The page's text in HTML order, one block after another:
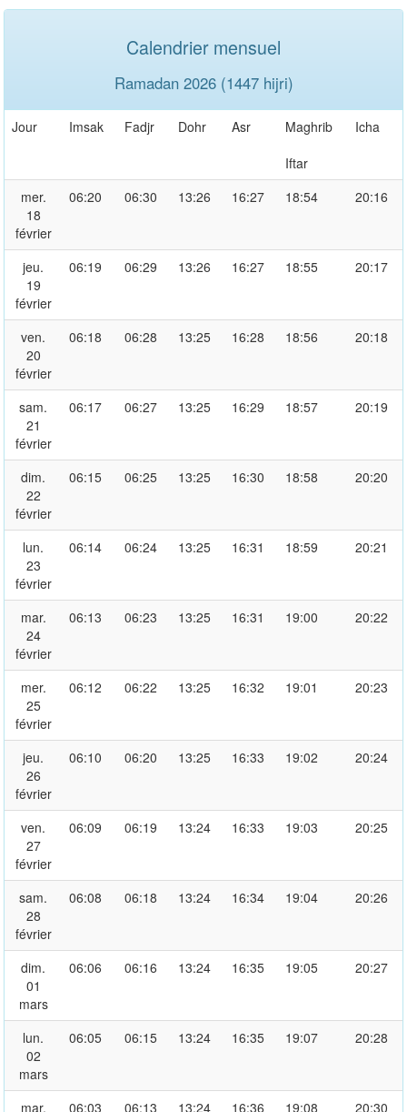
Calendrier mensuel
Ramadan 2026 (1447 hijri)
Jour Imsak Fadjr Dohr Asr
Maghrib
Iftar
Icha
mer.
18
février
06:20 06:30 13:26 16:27 18:54 20:16
jeu.
19
février
06:19 06:29 13:26 16:27 18:55 20:17
ven.
20
février
06:18 06:28 13:25 16:28 18:56 20:18
sam.
21
février
06:17 06:27 13:25 16:29 18:57 20:19
dim.
22
février
06:15 06:25 13:25 16:30 18:58 20:20
lun.
23
février
06:14 06:24 13:25 16:31 18:59 20:21
mar.
24
février
06:13 06:23 13:25 16:31 19:00 20:22
mer.
25
février
06:12 06:22 13:25 16:32 19:01 20:23
jeu.
26
février
06:10 06:20 13:25 16:33 19:02 20:24
ven.
27
février
06:09 06:19 13:24 16:33 19:03 20:25
sam.
28
février
06:08 06:18 13:24 16:34 19:04 20:26
dim.
01
mars
06:06 06:16 13:24 16:35 19:05 20:27
lun.
02
mars
06:05 06:15 13:24 16:35 19:07 20:28
mar. 06:03 06:13 13:24 16:36 19:08 20:30